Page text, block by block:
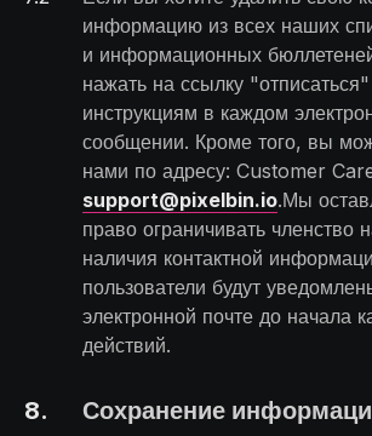
информацию из всех наших
и информационных
нажать на ссылку
инструкциям в каждом
сообщении. Кроме того, вы
нами по адресу: Customer
support@pixelbin.io.Мы
право ограничивать членство
наличия контактной
пользователи будут
электронной почте до начала
действий.
8. Сохранение